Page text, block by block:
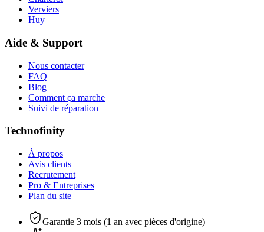
Verviers
Huy
Aide & Support
Nous contacter
FAQ
Blog
Comment ça marche
Suivi de réparation
Technofinity
À propos
Avis clients
Recrutement
Pro & Entreprises
Plan du site
Garantie 3 mois (1 an avec pièces d'origine)